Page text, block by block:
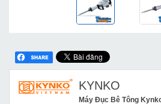
KYNKO
Máy Đục Bê Tông